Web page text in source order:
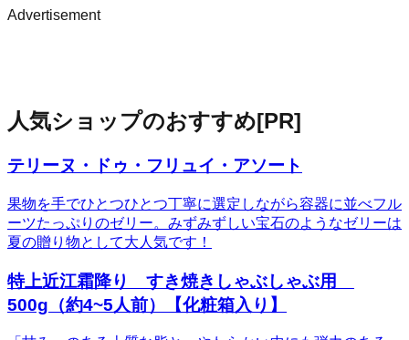
Advertisement
人気ショップのおすすめ[PR]
テリーヌ・ドゥ・フリュイ・アソート
果物を手でひとつひとつ丁寧に選定しながら容器に並べフル
ーツたっぷりのゼリー。みずみずしい宝石のようなゼリーは
夏の贈り物として大人気です！
特上近江霜降り すき焼きしゃぶしゃぶ用
500g（約4~5人前）【化粧箱入り】